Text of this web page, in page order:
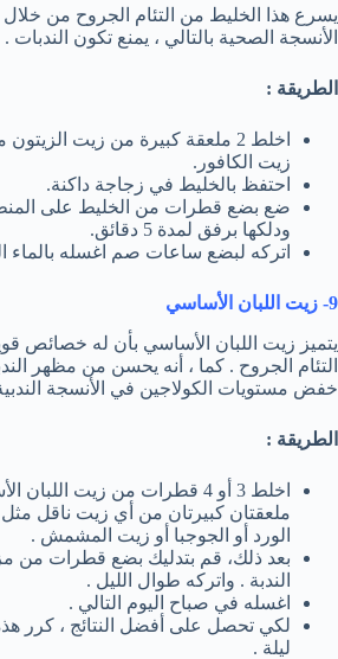
يسرع هذا الخليط من التئام الجروح من خلال
الأنسجة الصحية بالتالي ، يمنع تكون الندبات .
الطريقة :
زيت الكافور.
احتفظ بالخليط في زجاجة داكنة.
ضع بضع قطرات من الخليط على
ودلكها برفق لمدة 5 دقائق.
اتركه لبضع ساعات صم اغسله بالماء
9- زيت اللبان الأساسي
يتميز زيت اللبان الأساسي بأن له خصائص
التئام الجروح . كما ، أنه يحسن من مظهر
خفض مستويات الكولاجين في الأنسجة
الطريقة :
اخلط 3 أو 4 قطرات من زيت
ملعقتان كبيرتان من أي زيت ناقل مثل
الورد أو الجوجبا أو زيت المشمش .
بعد ذلك، قم بتدليك بضع قطرات من
الندبة . واتركه طوال الليل .
اغسله في صباح اليوم التالي .
لكي تحصل على أفضل النتائج ، كرر
ليلة .